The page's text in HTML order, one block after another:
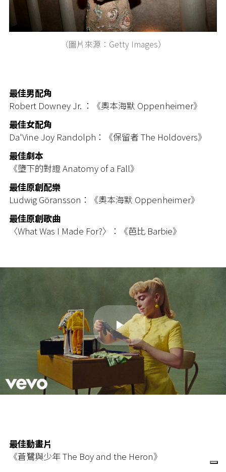
（圖片來源：Getty Images）
最佳男配角
Robert Downey Jr. ：《奧本海默 Oppenheimer》
最佳女配角
Da'Vine Joy Randolph：《保留者 The Holdovers》
最佳劇本
《墮下的對證 Anatomy of a Fall》
最佳原創配樂
Ludwig Göransson：《奧本海默 Oppenheimer》
最佳原創歌曲
〈What Was I Made For?〉：《芭比 Barbie》
Play
Video
最佳動畫片
《蒼鷺與少年 The Boy and the Heron》